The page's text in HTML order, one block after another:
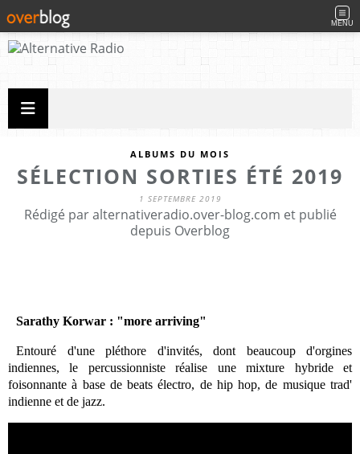
MENU
ALBUMS DU MOIS
SÉLECTION SORTIES ÉTÉ 2019
1 SEPTEMBRE 2019
Rédigé par alternativeradio.over-blog.com et publié
depuis Overblog
Sarathy Korwar : "more arriving"
Entouré d'une pléthore d'invités, dont beaucoup d'orgines
indiennes, le percussionniste réalise une mixture hybride et
foisonnante à base de beats électro, de hip hop, de musique trad'
indienne et de jazz.